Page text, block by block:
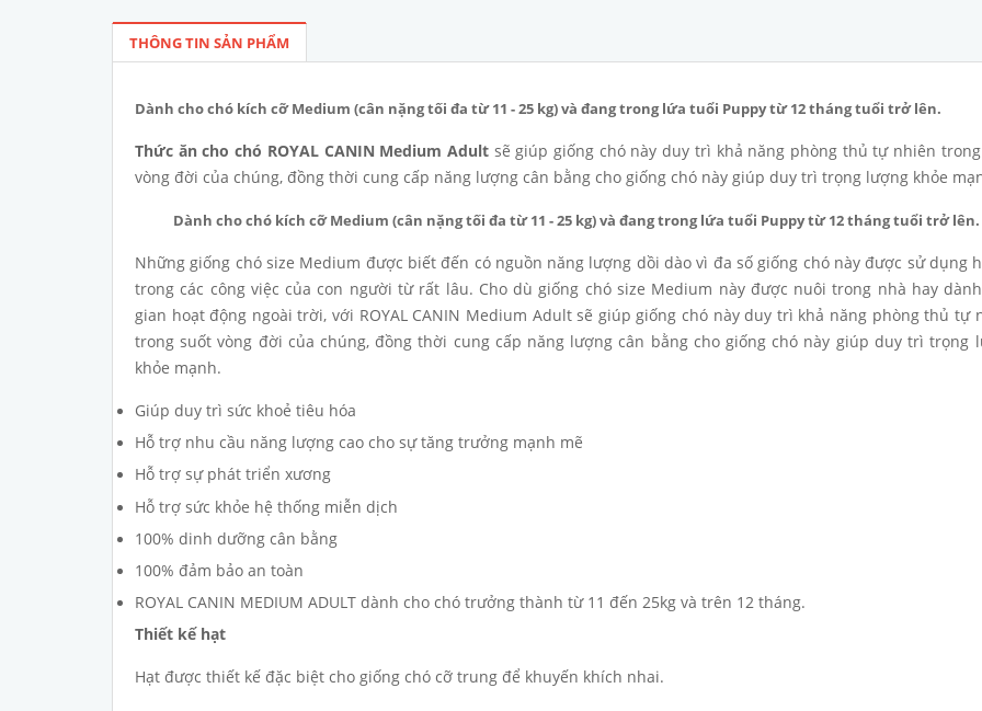
THÔNG TIN SẢN PHẨM
Dành cho chó kích cỡ Medium (cân nặng tối đa từ 11 - 25 kg) và đang trong lứa tuổi Puppy từ 12 tháng tuổi trở lên.
Thức ăn cho chó ROYAL CANIN Medium Adultsẽ giúp giống chó này duy trì khả năng phòng thủ tự nhiên
vòng đời của chúng, đồng thời cung cấp năng lượng cân bằng cho giống chó này giúp duy trì trọng lượng khỏe
Dành cho chó kích cỡ Medium (cân nặng tối đa từ 11 - 25 kg) và đang trong lứa tuổi Puppy từ 12 tháng tuổi trở lên.
Những giống chó size Medium được biết đến có nguồn năng lượng dồi dào vì đa số giống chó này được sử dụng
trong các công việc của con người từ rất lâu. Cho dù giống chó size Medium này được nuôi trong nhà hay
gian hoạt động ngoài trời, với ROYAL CANIN Medium Adult sẽ giúp giống chó này duy trì khả năng phòng thủ tự
trong suốt vòng đời của chúng, đồng thời cung cấp năng lượng cân bằng cho giống chó này giúp duy trì trọng
khỏe mạnh.
Giúp duy trì sức khoẻ tiêu hóa
Hỗ trợ nhu cầu năng lượng cao cho sự tăng trưởng mạnh mẽ
Hỗ trợ sự phát triển xương
Hỗ trợ sức khỏe hệ thống miễn dịch
100% dinh dưỡng cân bằng
100% đảm bảo an toàn
ROYAL CANIN MEDIUM ADULT dành cho chó trưởng thành từ 11 đến 25kg và trên 12 tháng.
Thiết kế hạt
Hạt được thiết kế đặc biệt cho giống chó cỡ trung để khuyến khích nhai.